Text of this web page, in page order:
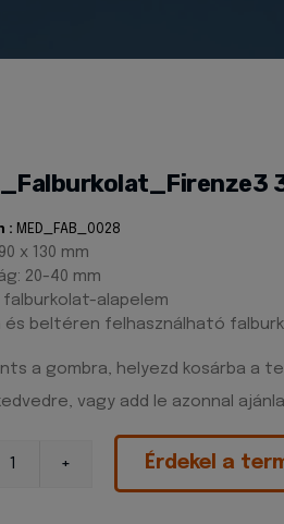
: MED_FAB_0028
x 130 mm
20-40 mm
falburkolat-alapelem
és beltéren felhasználható
a gombra, helyezd kosárba a
vagy add le azonnal
Érdekel a